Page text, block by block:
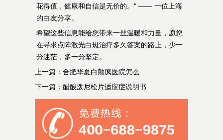
花得值，健康和自信是无价的。" —— 一位上海
的白友分享。
希望这些信息能给您带来一丝温暖和力量，愿您
在寻求点阵激光白斑治疗多久答案的路上，少一
分迷茫，多一分坚定。
上一篇：合肥华夏白颠疯医院怎么
下一篇：醋酸泼尼松片适应症说明书